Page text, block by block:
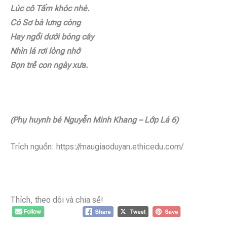
Lúc cô Tấm khóc nhè.
Có Sơ bà lưng còng
Hay ngồi dưới bóng cây
Nhìn lá rơi lòng nhớ
Bọn trẻ con ngày xưa.
(Phụhuynh béNguyễn Minh Khang–Lớp Lá6)
Trích nguồn: https://maugiaoduyan.ethicedu.com/
Thích, theo dõi và chia sẻ!